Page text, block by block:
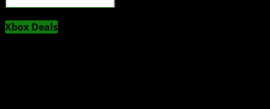
Xbox Deals